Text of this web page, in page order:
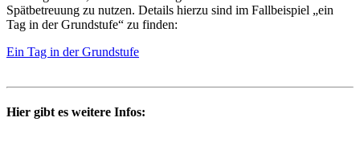
Spätbetreuung zu nutzen. Details hierzu sind im Fallbeispiel „ein
Tag in der Grundstufe“ zu finden:
Ein Tag in der Grundstufe
Hier gibt es weitere Infos: